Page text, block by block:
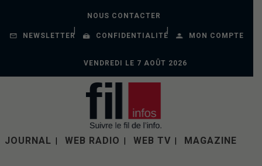
NOUS CONTACTER
NEWSLETTER CONFIDENTIALITÉ MON COMPTE
VENDREDI LE 7 AOÛT 2026
JOURNAL WEB RADIO WEB TV MAGAZINE